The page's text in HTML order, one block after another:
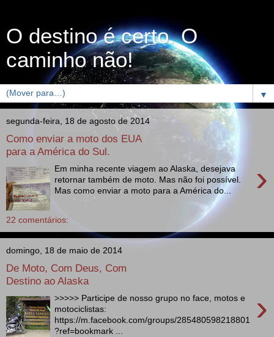
O destino é certo. O
caminho não!
▼
segunda-feira, 18 de agosto de 2014
Como enviar a moto dos EUA
para a América do Sul.
›
Em minha recente viagem ao Alaska, desejava
retornar também de moto. Mas não foi possível.
Mas como enviar a moto para a América do...
22 comentários:
domingo, 18 de maio de 2014
De Moto, Com Deus, Com
Destino ao Alaska
›
>>>>> Participe de nosso grupo no face, motos e
motociclistas:
https://m.facebook.com/groups/285480598218801
?ref=bookmark ...